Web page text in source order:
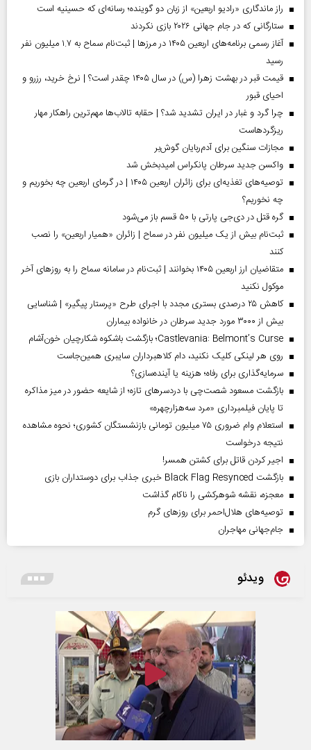
راز ماندگاری «رادیو اربعین» از زبان دو گوینده؛ رسانه‌ای که حسینیه است
ستارگانی که در جام جهانی ۲۰۲۶ بازی نکردند
آغاز رسمی برنامه‌های اربعین ۱۴۰۵ در مرز‌ها | ثبت‌نام سماح به ۱.۷ میلیون نفر
رسید
قیمت قبر در بهشت زهرا (س) در سال ۱۴۰۵ چقدر است؟ | نرخ خرید، رزرو و
احیای قبور
چرا گرد و غبار در ایران تشدید شد؟ | حقابه تالاب‌ها مهم‌ترین راهکار مهار
ریزگردهاست
مجازات سنگین برای آدم‌ربایان گوش‌بر
واکسن جدید سرطان پانکراس امیدبخش شد
توصیه‌های تغذیه‌ای برای زائران اربعین ۱۴۰۵ | در گرمای اربعین چه بخوریم و
چه نخوریم؟
گره قتل در دی‌جی پارتی با ۵۰ قسم باز می‌شود
ثبت‌نام بیش از یک میلیون نفر در سماح | زائران «همیار اربعین» را نصب
کنند
متقاضیان ارز اربعین ۱۴۰۵ بخوانند | ثبت‌نام در سامانه سماح را به روز‌های آخر
موکول نکنید
کاهش ۲۵ درصدی بستری مجدد با اجرای طرح «پرستار پیگیر» | شناسایی
بیش از ۳۰۰۰ مورد جدید سرطان در خانواده بیماران
Castlevania: Belmont’s Curse؛ بازگشت باشکوه شکارچیان خون‌آشام
روی هر لینکی کلیک نکنید، دام کلاهبرداران سایبری همین‌جاست
سرمایه‌گذاری برای رفاه؛ هزینه یا آینده‌سازی؟
بازگشت مسعود شصت‌چی با دردسر‌های تازه؛ از شایعه حضور در میز مذاکره
تا پایان فیلمبرداری «مرد سه‌هزارچهره»
استعلام وام ضروری ۷۵ میلیون تومانی بازنشستگان کشوری؛ نحوه مشاهده
نتیجه درخواست
اجیر کردن قاتل برای کشتن همسر!
بازگشت Black Flag Resynced خبری جذاب برای دوستداران بازی
معجزه، نقشه شوهرکشی را ناکام گذاشت
توصیه‌های هلال‌احمر برای روز‌های گرم
جام‌جهانی مهاجران
ویدئو